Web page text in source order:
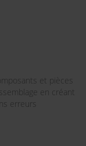
et pièces
en créant
erreurs